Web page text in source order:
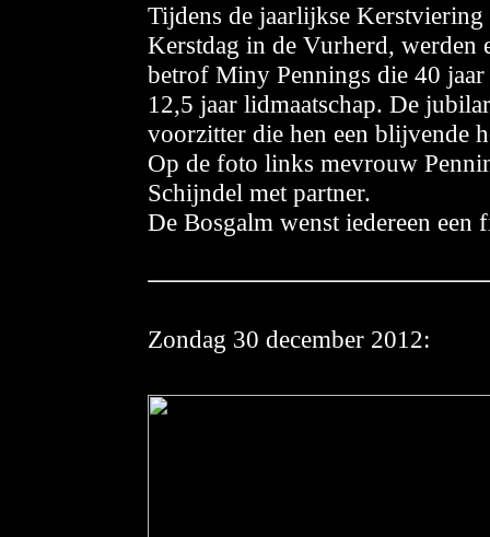
Tijdens de jaarlijkse
Kerstdag in de Vurherd, werden
betrof Miny Pennings die 40
12,5 jaar lidmaatschap. De
voorzitter die hen een blijvende
Op de foto links mevrouw
Schijndel met partner.
De Bosgalm wenst iedereen een
Zondag 30 december 2012: